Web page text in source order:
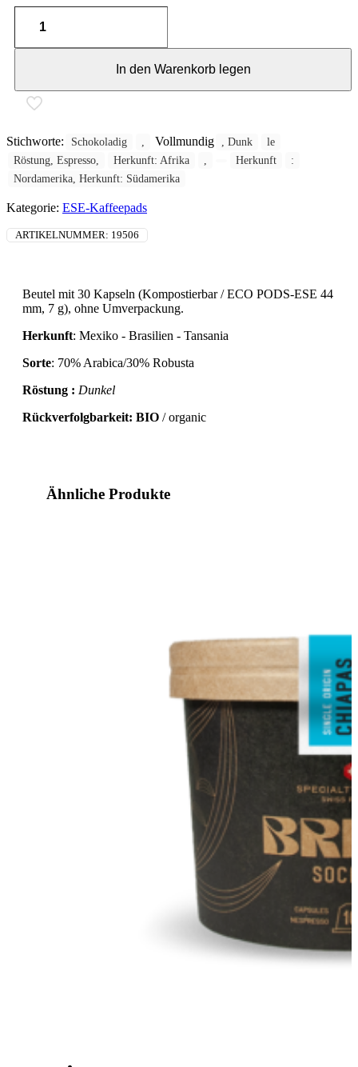
In den Warenkorb legen
Stichworte: Schokoladig Vollmundig , Dunk
le
Röstung, Espresso,
Herkunft: Afrika Herkunft
:
Nordamerika, Herkunft: Südamerika
Kategorie: ESE-Kaffeepads
ARTIKELNUMMER: 19506
Beutel mit 30 Kapseln (Kompostierbar / ECO PODS-ESE 44
mm, 7 g), ohne Umverpackung.
Herkunft: Mexiko - Brasilien - Tansania
Sorte: 70% Arabica/30% Robusta
Röstung : Dunkel
Rückverfolgbarkeit: BIO / organic
Ähnliche Produkte